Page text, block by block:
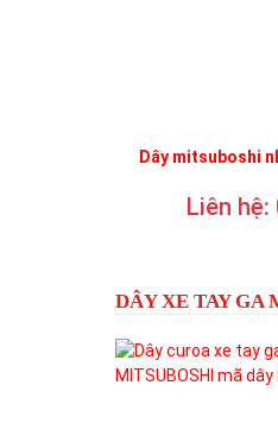
Dây mitsuboshi
Liên hệ:
DÂY XE TAY GA